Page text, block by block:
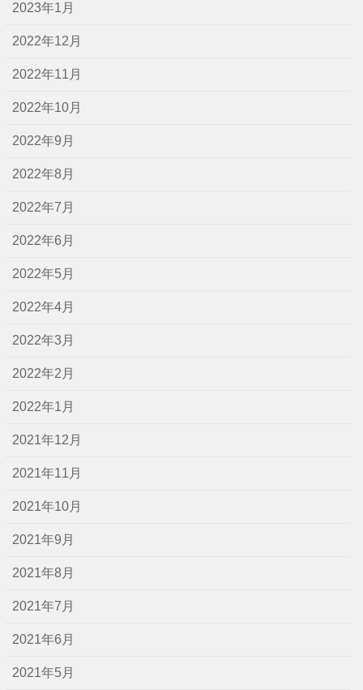
2023年1月
2022年12月
2022年11月
2022年10月
2022年9月
2022年8月
2022年7月
2022年6月
2022年5月
2022年4月
2022年3月
2022年2月
2022年1月
2021年12月
2021年11月
2021年10月
2021年9月
2021年8月
2021年7月
2021年6月
2021年5月